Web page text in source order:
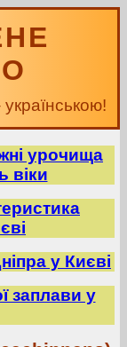
урочища
віки
у Києві
заплави у